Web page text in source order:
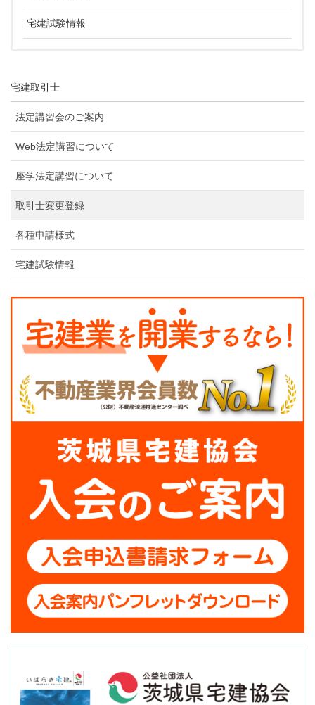
宅建試験情報
宅建取引士
法定講習会のご案内
Web法定講習について
座学法定講習について
取引士変更登録
各種申請様式
宅建試験情報